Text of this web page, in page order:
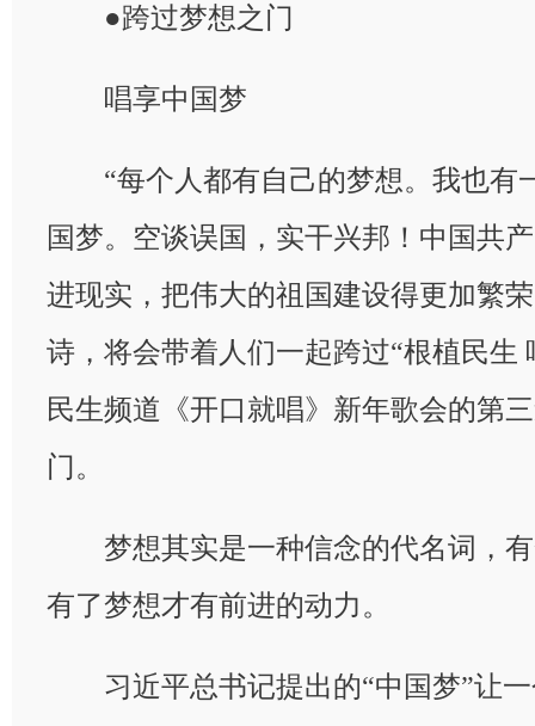
●跨过梦想之门
唱享中国梦
“每个人都有自己的梦想。我也有
国梦。空谈误国，实干兴邦！中国共
进现实，把伟大的祖国建设得更加繁
诗，将会带着人们一起跨过“根植民生
民生频道《开口就唱》新年歌会的第
门。
梦想其实是一种信念的代名词，有
有了梦想才有前进的动力。
习近平总书记提出的“中国梦”让一